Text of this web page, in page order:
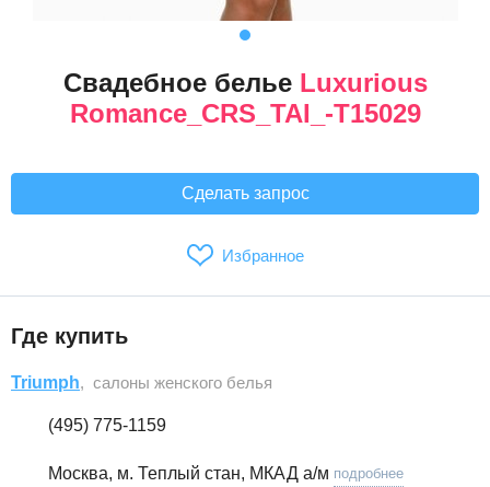
Свадебное белье Luxurious
Romance_CRS_TAI_-T15029
Сделать запрос
Избранное
Где купить
Triumph, салоны женского белья
(495) 775-1159
Москва, м. Теплый стан, МКАД а/м подробнее